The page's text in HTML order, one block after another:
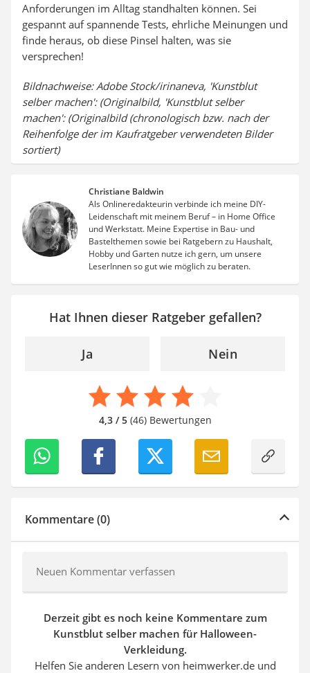
Anforderungen im Alltag standhalten können. Sei
gespannt auf spannende Tests, ehrliche Meinungen und
finde heraus, ob diese Pinsel halten, was sie
versprechen!
Bildnachweise: Adobe Stock/irinaneva, 'Kunstblut
selber machen': (Originalbild, 'Kunstblut selber
machen': (Originalbild (chronologisch bzw. nach der
Reihenfolge der im Kaufratgeber verwendeten Bilder
sortiert)
Christiane Baldwin
Als Onlineredakteurin verbinde ich meine DIY-
Leidenschaft mit meinem Beruf – in Home Office
und Werkstatt. Meine Expertise in Bau- und
Bastelthemen sowie bei Ratgebern zu Haushalt,
Hobby und Garten nutze ich gern, um unsere
LeserInnen so gut wie möglich zu beraten.
Hat Ihnen dieser Ratgeber gefallen?
Ja Nein
4,3 / 5(46) Bewertungen
Kommentare (0)
Neuen Kommentar verfassen
Derzeit gibt es noch keine Kommentare zum
Kunstblut selber machen für Halloween-
Verkleidung.
Helfen Sie anderen Lesern von heimwerker.de und